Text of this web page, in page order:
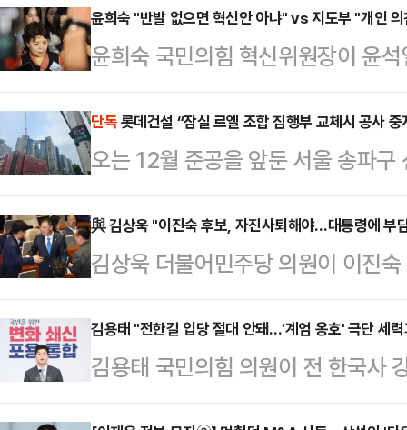
윤희숙 "반발 없으면 혁신안 아냐" vs 지도부 "개인
윤희숙 국민의힘 혁신위원장이 윤
인적 쇄신 대상을 나경원·윤상현·
원내대표로 확대하고, 이들의 거취
지고 있다. 윤 위원장의 개인적인
도에도, 윤 위원장은 혁신을 위한
정이라며 뒤로 물러날 수 없단 태세
국민의힘 비상대책위원회의 직후
응을 묻는 질문에 "'…
단독롯데건설 “잠실 르엘 조합 집행부 교체시 공사 중
오는 12월 준공을 앞둔 서울 송파구
조합 내 갈등이 심화되면서 공사가
따르면 롯데건설은 최근 잠실 미성·
발생에 대한 우려의 건’ 공문을 보
되면 공사 중단을 검토하겠다”고
조합장 뿐만 아니라 이사 6인 전원,
직무정지 안건에 관련 결의가 있을
…
與 김상욱 "이진숙 후보, 자진사퇴해야…대통령에 부
김상욱 더불어민주당 의원이 이진
퇴를 촉구했다. 여당에서 이재명정
요구가 나온 것은 이번이 처음이다
쇼'에서 '이진숙 후보자는 자진사퇴
나'라는 진행자의 질문에 "그런 생
김용태 "전한길 입당 절대 안돼…'계엄 옹호' 극단 세
김용태 국민의힘 의원이 전 한국사
을 옹호하는 극단세력과는 절연해